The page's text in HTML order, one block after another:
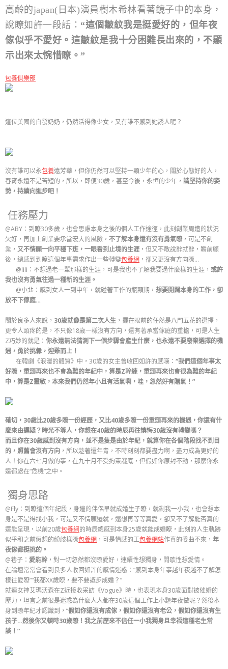
高齡的japan(日本)演員樹木希林看著鏡子中的本身，
說瞭如許一段話： “這個皺紋我是挺愛好的，但年夜
傢似乎不愛好。這皺紋是我十分困難長出來的，不顯
示出來太惋惜瞭。”
包養俱樂部
這位美國的白發奶奶，仍然活得像少女，又有誰不感到她誘人呢？
沒有誰可以永包養遠芳華，但你仍然可以堅持一顆少年的心，關於心態好的人，
春宵永遠不是苦短的，所以，即便30歲，甚至今後，永恒的少年， 請堅持你的姿
勢，持續向進步吧！
任務壓力
@ABY：到瞭30多歲，也會思慮本身之後的個人工作途徑，此刻創業周遭的狀況
欠好，再加上創業要承當宏大的風險， 不了解本身還有沒有勇氣瞭 ，可是不創
業， 又不情願一向平穩下班，一眼看到止境的生涯 ，但又不敢說辭就辭，瞻前顧
後，總感到到瞭這個年事需求作出一些轉變包養網 ，卻又更沒有方向瞭…
@lili：不想過老一輩那樣的生涯，可是我也不了解我要過什麼樣的生涯， 或許
我也沒有勇氣往過一種新的生涯。
@小北：感到女人一到中年，就碰著工作的瓶頸期， 想要開闢本身的工作，卻
放不下傢庭…
關於良多人來說， 30歲就像是第二次人生 ，擺在眼前的任然是八門五花的選擇，
更令人頭疼的是，不只像18歲一樣沒有方向，還有著承當傢庭的重擔，可是人生
Z巧妙的就是： 你永遠無法猜測下一個步驟會產生什麼，也永遠不要廢棄選擇的機
遇，勇於挑釁，迎難而上！
在韓劇《浪漫的體質》中，30歲的女主曾收回如許的感嘆： “我們這個年事太
好瞭，重頭再來也不會為難的年紀中，算是Z幹練，重頭再來也會很為難的年紀
中，算是Z靈敏，本來我們仍然年小且有活氣啊，哇，忽然好有賭氣！”
確切，30歲比20歲多瞭一份經歷，又比40歲多瞭一份重頭再來的機遇，你還有什
麼來由遲疑？時光不等人，你想在40歲的時辰再往懊悔30歲沒有轉變嗎？
而且你在30歲感到沒有方向，並不是隻是由於年紀，就算你在各個階段找不到目
的，照舊會沒有方向 ，所以趁著還年青，不時刻刻都要盡力啊，盡力成為更好的
人！你在六七月做的事，在九十月不受拘束謎底，但假如你原封不動，那麼你永
遠都處在“危機”之中。
獨身思路
@Fly：到瞭這個年紀段，身邊的伴侶早就成婚生子瞭，就剩我一小我，也會想本
身是不是得找小我，可是又不情願遷就，還想再等等真愛，卻又不了解能否真的
還能呈現，以前20歲包養網的時辰總感到本身25歲就能成婚瞭，此刻的人生軌跡
似乎和之前假想的紛歧樣瞭包養網 ，可是情感的工包養網站作真的委曲不來， 年
夜傢都挺挑的。
@巷子： 愛能幹 ，對一切忽然都沒瞭愛好，連續性想獨身，間歇性想愛情。
在論壇常常會看到良多人收回如許的感情迷惑：“感到本身年事越年夜越不了解怎
樣往愛瞭”“我都XX歲瞭，要不要讓步成婚？”
就連女神艾瑪沃森在Z近接收采訪《Vogue》時，也表現本身30歲面對被催婚的
壓力，坦言之前很是迷惑為什麼人人都在30歲這個工作上小題年夜做呢？然後本
身到瞭年紀才認識到，“假如你還沒有成傢，假如你還沒有老公，假如你還沒有生
孩子…然後你又頓時30歲瞭！我之前歷來不信任一小我獨身且幸福這種老生常
談！”